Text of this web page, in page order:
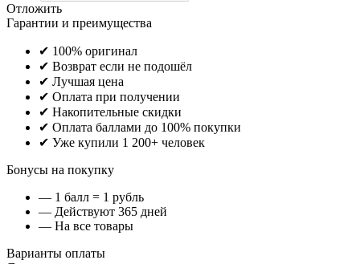
Отложить
Гарантии и преимущества
✔ 100% оригинал
✔ Возврат если не подошёл
✔ Лучшая цена
✔ Оплата при получении
✔ Накопительные скидки
✔ Оплата баллами до 100% покупки
✔ Уже купили 1 200+ человек
Бонусы на покупку
— 1 балл = 1 рубль
— Действуют 365 дней
— На все товары
Варианты оплаты